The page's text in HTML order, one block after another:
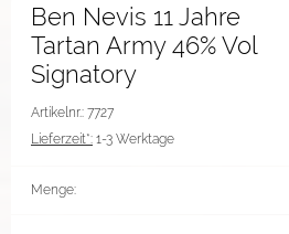
Ben Nevis 11 Jahre
Tartan Army 46% Vol
Signatory
Artikelnr.: 7727
Lieferzeit*: 1-3 Werktage
Menge: